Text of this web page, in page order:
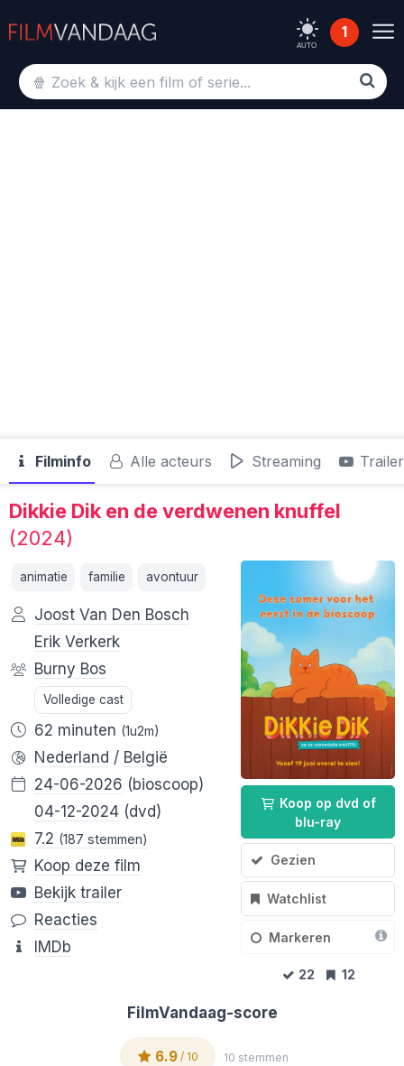
AUTO
1
Filminfo Alle acteurs Streaming Trailer
Dikkie Dik en de verdwenen knuffel
(2024)
Koop op dvd of
blu-ray
Gezien
Watchlist
Markeren
22 12
animatie familie avontuur
Joost Van Den Bosch
Erik Verkerk
Burny Bos
Volledige cast
62 minuten (1u2m)
Nederland / België
24-06-2026 (bioscoop)
04-12-2024 (dvd)
7.2 (187 stemmen)
Koop deze film
Bekijk trailer
Reacties
IMDb
FilmVandaag-score
6.9/ 10 10 stemmen